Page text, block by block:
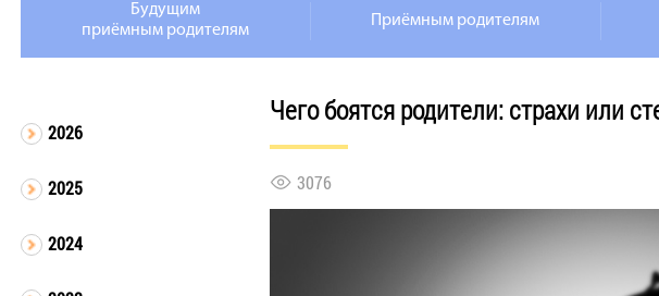
Будущим
приёмным родителям
Приёмным родителям
2026
2025
2024
Чего боятся родители: страхи или
3076